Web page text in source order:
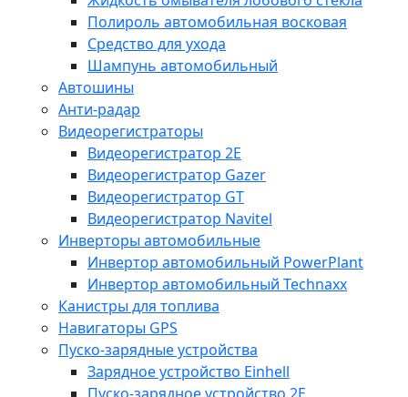
Полироль автомобильная восковая
Средство для ухода
Шампунь автомобильный
Автошины
Анти-радар
Видеорегистраторы
Видеорегистратор 2E
Видеорегистратор Gazer
Видеорегистратор GT
Видеорегистратор Navitel
Инверторы автомобильные
Инвертор автомобильный PowerPlant
Инвертор автомобильный Technaxx
Канистры для топлива
Навигаторы GPS
Пуско-зарядные устройства
Зарядное устройство Einhell